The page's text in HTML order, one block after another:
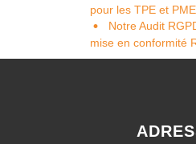
pour les TPE et PME
Notre Audit
mise en conformité